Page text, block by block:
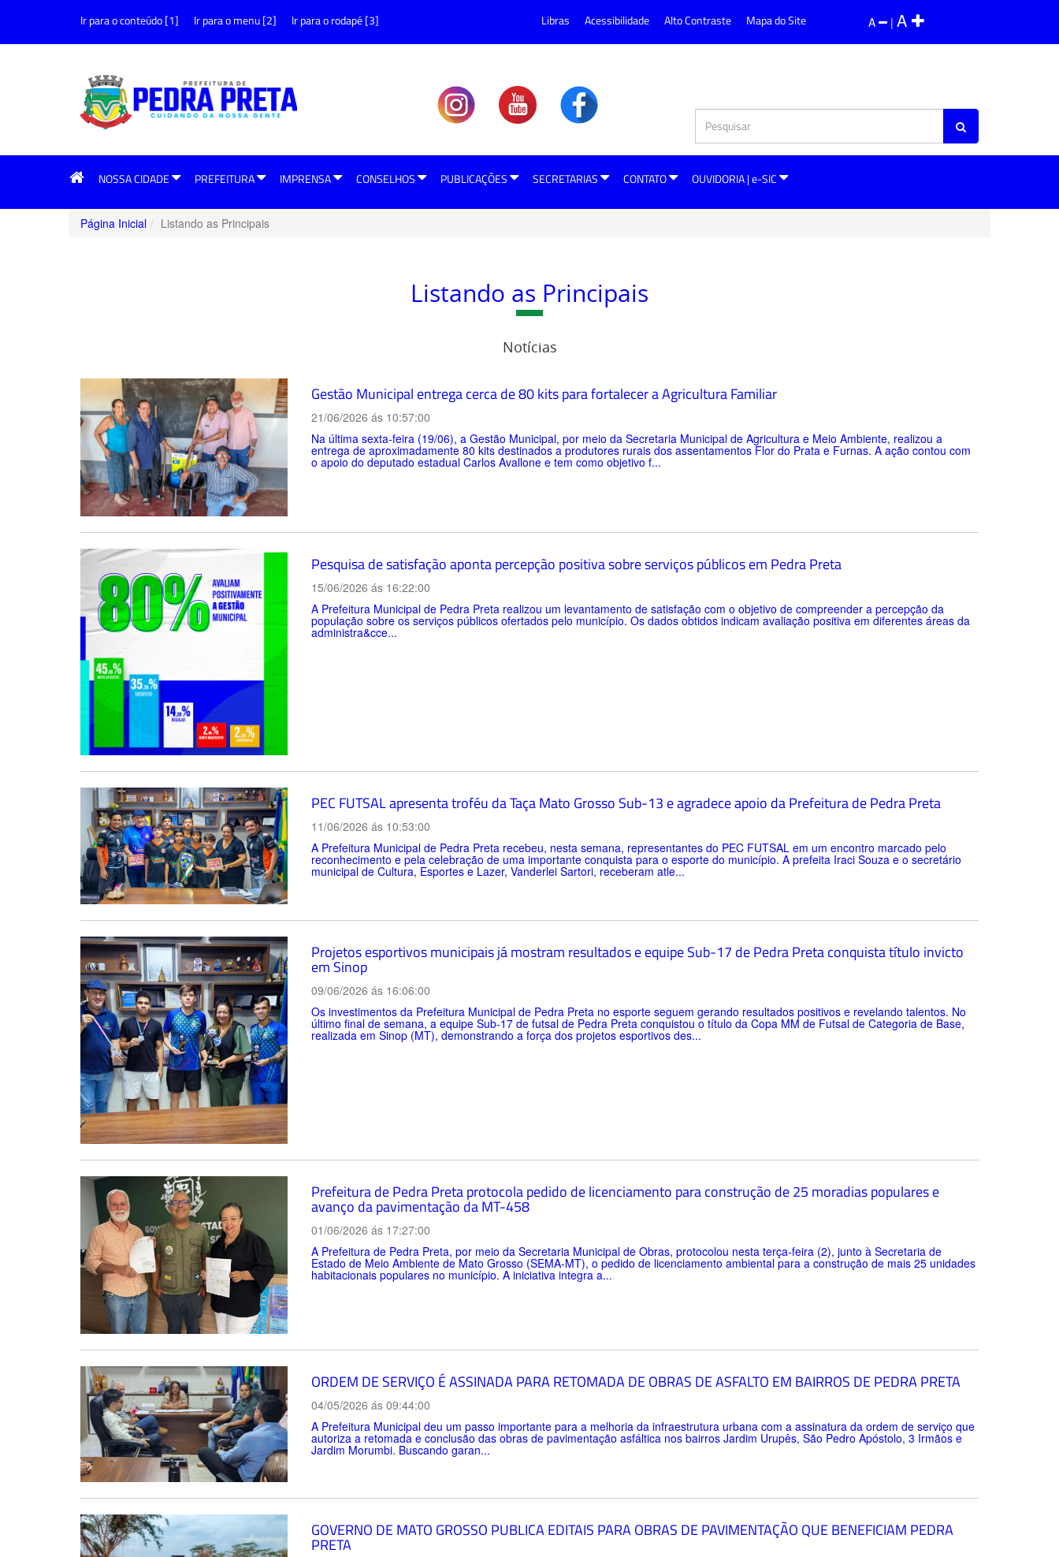
Ir para o conteúdo [1] Ir para o menu [2] Ir para o rodapé [3] A | A
Libras Acessibilidade Alto Contraste Mapa do Site
NOSSA CIDADE PREFEITURA IMPRENSA CONSELHOS PUBLICAÇÕES SECRETARIAS CONTATO OUVIDORIA | e-SIC
Página Inicial Listando as Principais
Listando as Principais
Notícias
Gestão Municipal entrega cerca de 80 kits para fortalecer a Agricultura Familiar
21/06/2026 ás 10:57:00
Na última sexta-feira (19/06), a Gestão Municipal, por meio da Secretaria Municipal de Agricultura e Meio Ambiente, realizou a
entrega de aproximadamente 80 kits destinados a produtores rurais dos assentamentos Flor do Prata e Furnas. A ação contou com
o apoio do deputado estadual Carlos Avallone e tem como objetivo f...
Pesquisa de satisfação aponta percepção positiva sobre serviços públicos em Pedra Preta
15/06/2026 ás 16:22:00
A Prefeitura Municipal de Pedra Preta realizou um levantamento de satisfação com o objetivo de compreender a percepção da
população sobre os serviços públicos ofertados pelo município. Os dados obtidos indicam avaliação positiva em diferentes áreas da
administra&cce...
PEC FUTSAL apresenta troféu da Taça Mato Grosso Sub-13 e agradece apoio da Prefeitura de Pedra Preta
11/06/2026 ás 10:53:00
A Prefeitura Municipal de Pedra Preta recebeu, nesta semana, representantes do PEC FUTSAL em um encontro marcado pelo
reconhecimento e pela celebração de uma importante conquista para o esporte do município. A prefeita Iraci Souza e o secretário
municipal de Cultura, Esportes e Lazer, Vanderlei Sartori, receberam atle...
Projetos esportivos municipais já mostram resultados e equipe Sub-17 de Pedra Preta conquista título invicto
em Sinop
09/06/2026 ás 16:06:00
Os investimentos da Prefeitura Municipal de Pedra Preta no esporte seguem gerando resultados positivos e revelando talentos. No
último final de semana, a equipe Sub-17 de futsal de Pedra Preta conquistou o título da Copa MM de Futsal de Categoria de Base,
realizada em Sinop (MT), demonstrando a força dos projetos esportivos des...
Prefeitura de Pedra Preta protocola pedido de licenciamento para construção de 25 moradias populares e
avanço da pavimentação da MT-458
01/06/2026 ás 17:27:00
A Prefeitura de Pedra Preta, por meio da Secretaria Municipal de Obras, protocolou nesta terça-feira (2), junto à Secretaria de
Estado de Meio Ambiente de Mato Grosso (SEMA-MT), o pedido de licenciamento ambiental para a construção de mais 25 unidades
habitacionais populares no município. A iniciativa integra a...
ORDEM DE SERVIÇO É ASSINADA PARA RETOMADA DE OBRAS DE ASFALTO EM BAIRROS DE PEDRA PRETA
04/05/2026 ás 09:44:00
A Prefeitura Municipal deu um passo importante para a melhoria da infraestrutura urbana com a assinatura da ordem de serviço que
autoriza a retomada e conclusão das obras de pavimentação asfáltica nos bairros Jardim Urupês, São Pedro Apóstolo, 3 Irmãos e
Jardim Morumbi. Buscando garan...
GOVERNO DE MATO GROSSO PUBLICA EDITAIS PARA OBRAS DE PAVIMENTAÇÃO QUE BENEFICIAM PEDRA
PRETA